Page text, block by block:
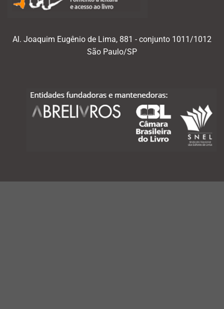
Al. Joaquim Eugênio de Lima, 881 - conjunto 1011/1012
São Paulo/SP